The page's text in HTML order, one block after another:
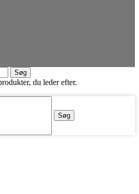
Søg
du leder efter.
Søg